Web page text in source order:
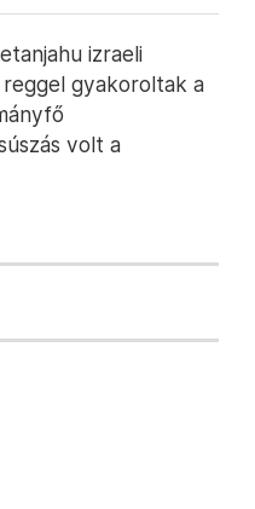
izraeli
gyakoroltak a
volt a